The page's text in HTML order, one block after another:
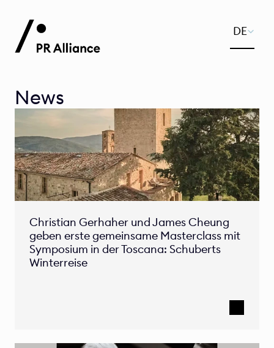
News
Christian Gerhaher und James Cheung
geben erste gemeinsame Masterclass mit
Symposium in der Toscana: Schuberts
Winterreise
Select
DE